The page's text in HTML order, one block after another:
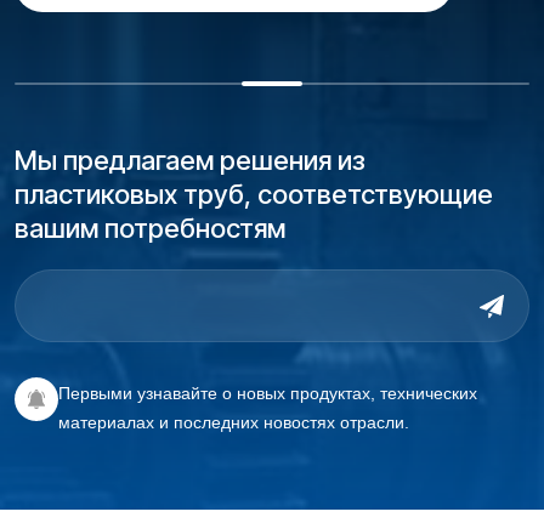
Мы предлагаем решения из
пластиковых труб, соответствующие
вашим потребностям
Первыми узнавайте о новых продуктах, технических
материалах и последних новостях отрасли.